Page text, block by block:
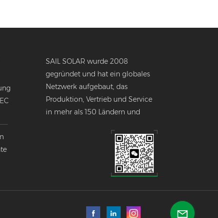
SAIL SOLAR wurde 2008
gegründet und hat ein globales
Netzwerk aufgebaut, das
Produktion, Vertrieb und Service
in mehr als 150 Ländern und